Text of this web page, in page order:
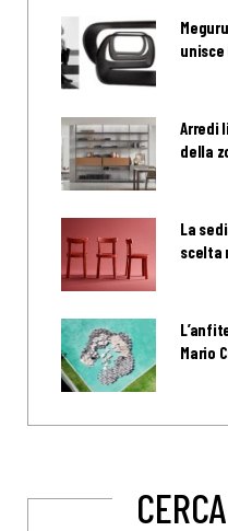
unisce
Arredi
della
La
scelta
Mario